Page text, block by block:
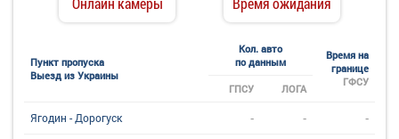
Пункт пропуска
Выезд из Украины
Кол. авто
по данным
Время на
границе
ГФСУ
ГПСУ ЛОГА
Ягодин - Дорогуск - - -